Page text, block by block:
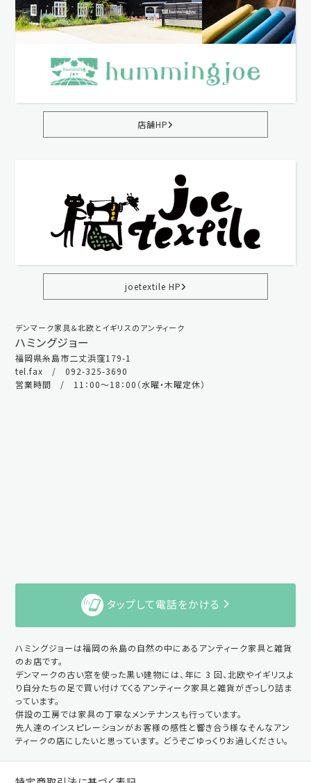
店舗HP
joetextile HP
デンマーク家具＆北欧とイギリスのアンティーク
ハミングジョー
福岡県糸島市二丈浜窪179-1
tel.fax / 092-325-3690
営業時間 / 11：00～18：00（水曜・木曜定休）
タップして電話をかける
ハミングジョーは福岡の糸島の自然の中にあるアンティーク家具と雑貨
のお店です。
デンマークの古い窓を使った黒い建物には、年に 3 回、北欧やイギリスよ
り自分たちの足で買い付けてくるアンティーク家具と雑貨がぎっしり詰ま
っています。
併設の工房では家具の丁寧なメンテナンスも行っています。
先人達のインスピレーションがお客様の感性と響き合う様なそんなアン
ティークの店にしたいと思っています。 どうぞごゆっくりお過しください。